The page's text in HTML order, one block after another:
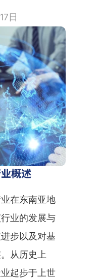
日
概述
在东南亚地
业的发展与
步以及对基
从历史上
起步于上世